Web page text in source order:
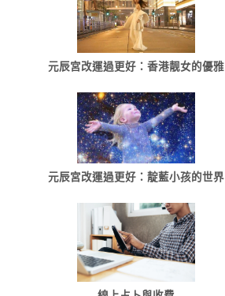
元辰宮改運過更好：香港靓女的優雅
元辰宮改運過更好：靛藍小孩的世界